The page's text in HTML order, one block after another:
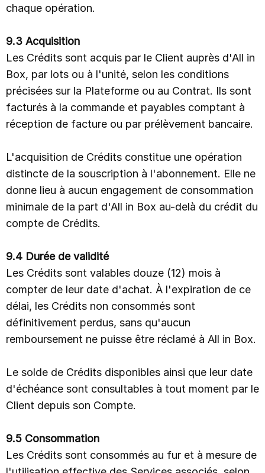
chaque opération.
9.3 Acquisition
Les Crédits sont acquis par le Client auprès d'All in
Box, par lots ou à l'unité, selon les conditions
précisées sur la Plateforme ou au Contrat. Ils sont
facturés à la commande et payables comptant à
réception de facture ou par prélèvement bancaire.
L'acquisition de Crédits constitue une opération
distincte de la souscription à l'abonnement. Elle ne
donne lieu à aucun engagement de consommation
minimale de la part d'All in Box au-delà du crédit du
compte de Crédits.
9.4 Durée de validité
Les Crédits sont valables douze (12) mois à
compter de leur date d'achat. À l'expiration de ce
délai, les Crédits non consommés sont
définitivement perdus, sans qu'aucun
remboursement ne puisse être réclamé à All in Box.
Le solde de Crédits disponibles ainsi que leur date
d'échéance sont consultables à tout moment par le
Client depuis son Compte.
9.5 Consommation
Les Crédits sont consommés au fur et à mesure de